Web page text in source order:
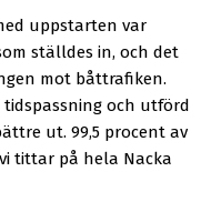
uppstarten var
ställdes in, och det
mot båttrafiken.
och utförd
ut. 99,5 procent av
tittar på hela Nacka